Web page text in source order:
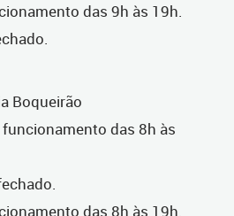
das 9h às 19h.
Boqueirão
das 8h às
das 8h às 19h.